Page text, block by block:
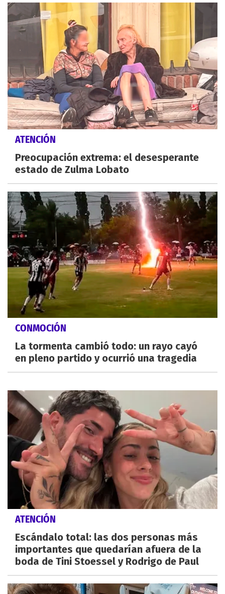
ATENCIÓN
Preocupación extrema: el desesperante
estado de Zulma Lobato
CONMOCIÓN
La tormenta cambió todo: un rayo cayó
en pleno partido y ocurrió una tragedia
ATENCIÓN
Escándalo total: las dos personas más
importantes que quedarían afuera de la
boda de Tini Stoessel y Rodrigo de Paul